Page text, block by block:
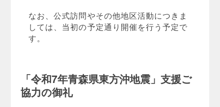
なお、公式訪問やその他地区活動につきま
しては、当初の予定通り開催を行う予定で
す。
「令和7年青森県東方沖地震」支援ご
協力の御礼